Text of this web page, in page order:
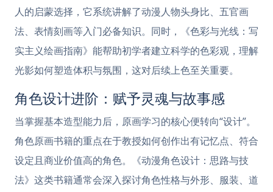
人的启蒙选择，它系统讲解了动漫人物头身比、五官画
法、表情刻画等入门必备知识。同时，《色彩与光线：写
实主义绘画指南》能帮助初学者建立科学的色彩观，理解
光影如何塑造体积与氛围，这对后续上色至关重要。
角色设计进阶：赋予灵魂与故事感
当掌握基本造型能力后，原画学习的核心便转向“设计”。
角色原画书籍的重点在于教授如何创作出有记忆点、符合
设定且商业价值高的角色。《动漫角色设计：思路与技
法》这类书籍通常会深入探讨角色性格与外形、服装、道